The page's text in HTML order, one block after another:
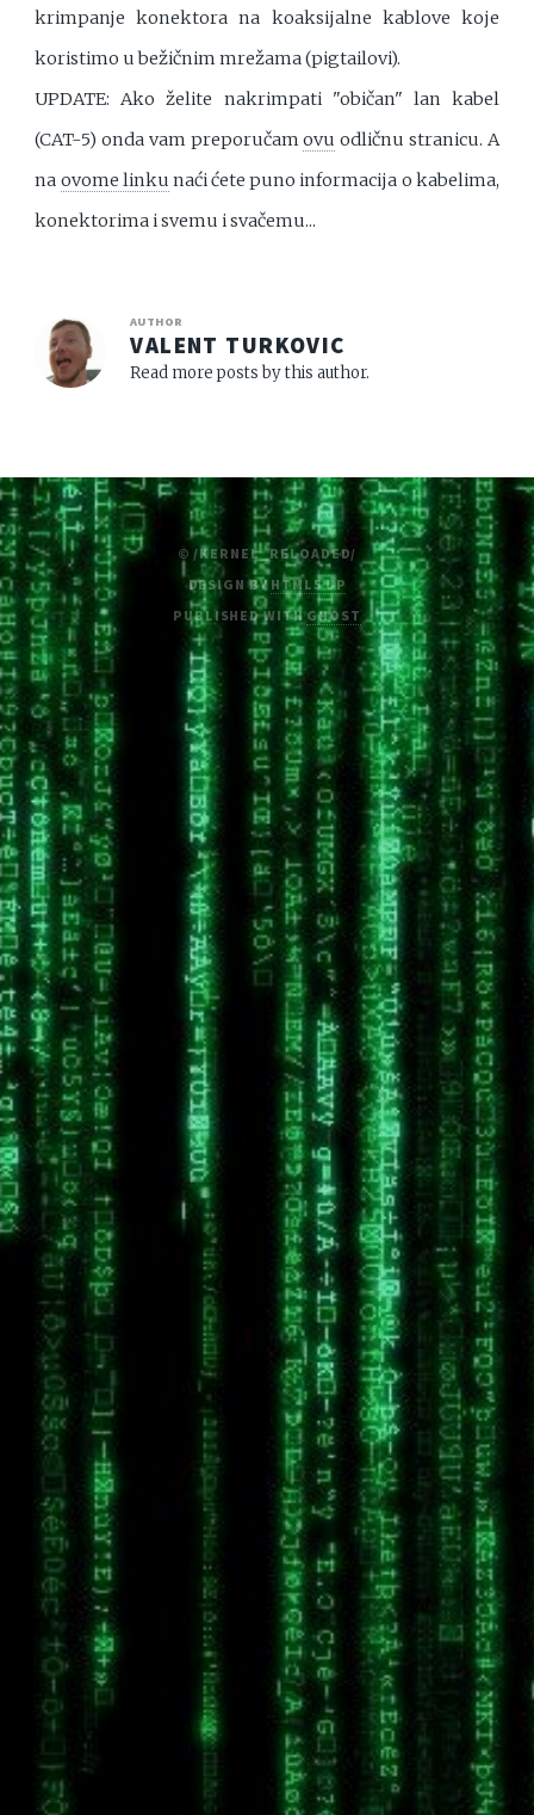
krimpanje konektora na koaksijalne kablove koje
koristimo u bežičnim mrežama (pigtailovi).
UPDATE: Ako želite nakrimpati "običan" lan kabel
(CAT-5) onda vam preporučamovu odličnu stranicu. A
na ovome linku naći ćete puno informacija o kabelima,
konektorima i svemu i svačemu...
AUTHOR
VALENT TURKOVIC
Read more posts by this author.
© /KERNEL_RELOADED/
DESIGN BY HTML5 UP
PUBLISHED WITHGHOST